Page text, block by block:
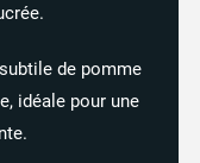
subtilede pomme
idéale pour une